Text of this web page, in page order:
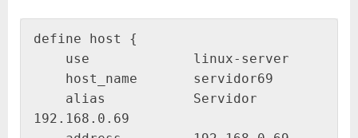
define host {
192.168.0.69